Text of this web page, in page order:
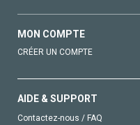
MON COMPTE
CRÉER UN COMPTE
AIDE & SUPPORT
Contactez-nous / FAQ